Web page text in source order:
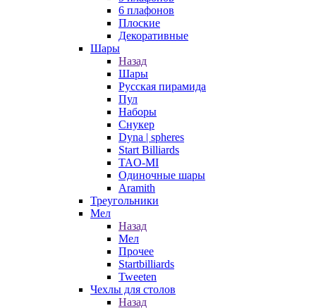
6 плафонов
Плоские
Декоративные
Шары
Назад
Шары
Русская пирамида
Пул
Наборы
Снукер
Dyna | spheres
Start Billiards
TAO-MI
Одиночные шары
Aramith
Треугольники
Мел
Назад
Мел
Прочее
Startbilliards
Tweeten
Чехлы для столов
Назад